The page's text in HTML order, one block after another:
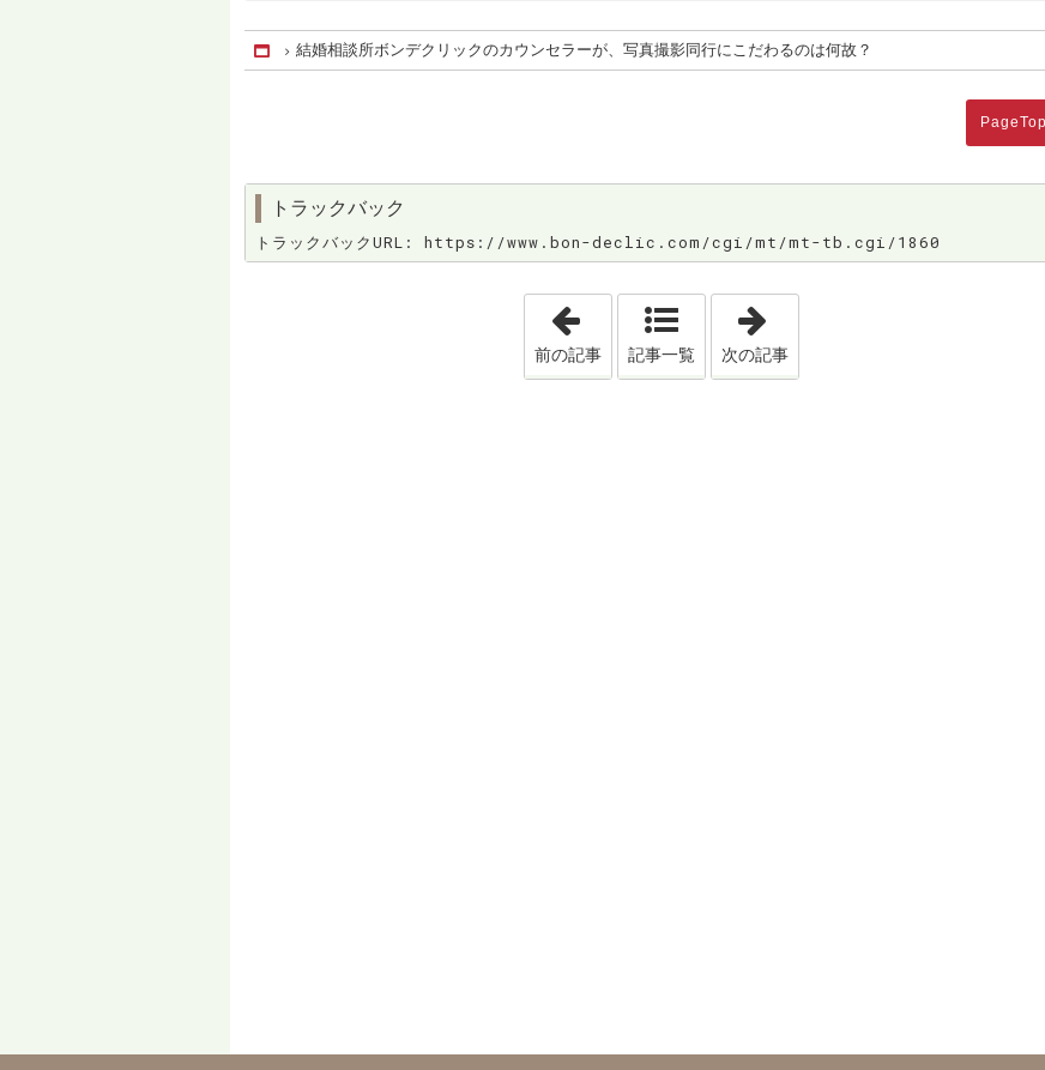
Home
結婚相談所ボンデクリックのカウンセラーが、写真撮影同行にこだわるのは何故？
PageTop
トラックバック
トラックバックURL: https://www.bon-declic.com/cgi/mt/mt-tb.cgi/1860
「婚活用プロフィール写真は、とっても大事なんだって
前の記事 記事一覧
「婚活をすると決めたとき、
次の記事